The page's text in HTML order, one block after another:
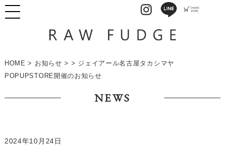
HOME > お知らせ > > ジェイアール名古屋タカシマヤ
POPUPSTORE開催のお知らせ
NEWS
2024年10月24日